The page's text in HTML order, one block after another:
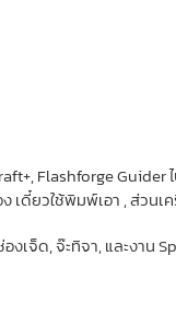
Flashforge
ยวใช้พิมพ์เอา , ส่วนเ
เจ็ด, จ๊ะทิจา, และงาน